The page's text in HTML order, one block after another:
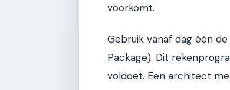
voorkomt.
Gebruik vanaf dag één
Package). Dit
voldoet. Een architect